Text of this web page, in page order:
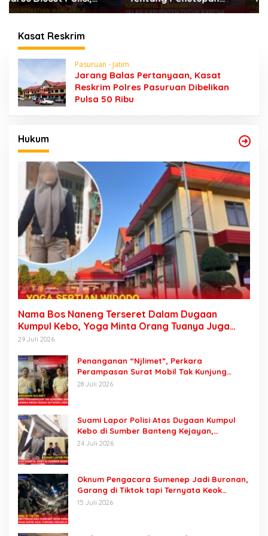
Jalan Karena Horeg di
Dugaan Kumpul Kebo,
Kasat Reskrim
Pasuruan - Jatim
Jarang Balas Pertanyaan, Kasat
Reskrim Polres Pasuruan Dibelikan
Pulsa 50 Ribu
Hukum
Nama Bos Naneng Terseret Dalam Dugaan
Kumpul Kebo, Yoga Minta Orang Tuanya Juga
Dipanggil Polisi
29 Juli 2026
Penanganan “Njlimet”, Perkara
Perampasan Surat Mobil Tak Kunjung
Tersangka Padahal Setahun di Polres
28 Juli 2026
Suami Lapor Polisi Atas Dugaan Kumpul
Kebo di Sumber Banteng Kejayan,
Keluarga Minta Segera Ditangkap
24 Juli 2026
Oknum Pengacara Sumenep Jadi Buronan,
Garang di Tiktok tapi Ternyata Keok
Dengan Laporan Seorang Sopir
15 Juli 2026